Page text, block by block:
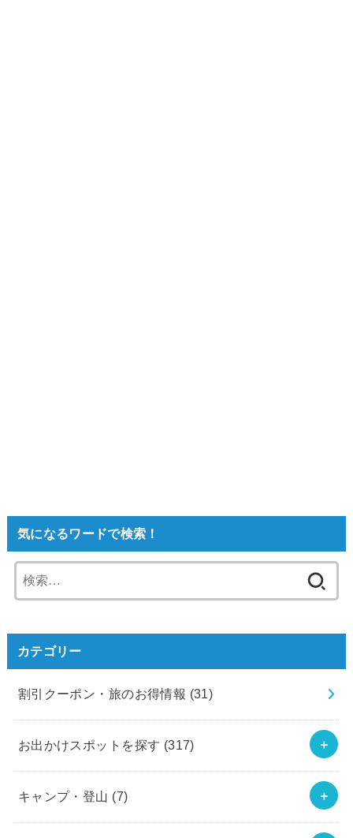
気になるワードで検索！
索:
カテゴリー
割引クーポン・旅のお得情報 (31)
お出かけスポットを探す (317)
キャンプ・登山 (7)